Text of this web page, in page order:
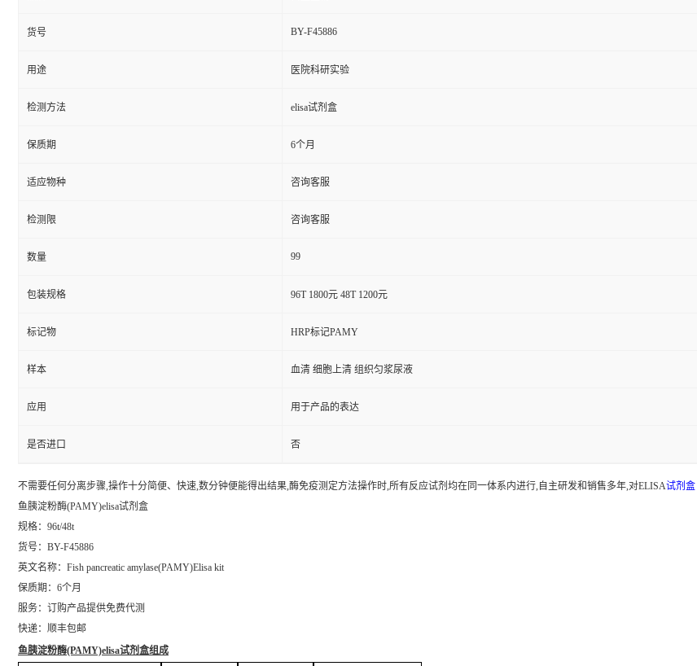
货号 BY-F45886
用途 医院科研实验
检测方法 elisa试剂盒
保质期 6个月
适应物种 咨询客服
检测限 咨询客服
数量 99
包装规格 96T 1800元 48T 1200元
标记物 HRP标记PAMY
样本 血清 细胞上清 组织匀浆尿液
应用 用于产品的表达
是否进口 否
不需要任何分离步骤,操作十分简便、快速,数分钟便能得出结果,酶免疫测定方法操作时,所有反应试剂均在同一体系内进行,自主研发和销售多年,对ELISA试剂盒
鱼胰淀粉酶(PAMY)elisa试剂盒
规格：96t/48t
货号：BY-F45886
英文名称： Fish pancreatic amylase(PAMY)Elisa kit
保质期：6个月
服务：订购产品提供免费代测
快递：顺丰包邮
鱼胰淀粉酶(PAMY)elisa试剂盒组成